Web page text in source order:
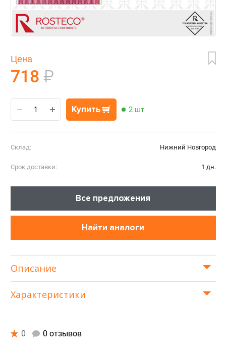
Цена
718 ₽
Купить 2 шт
Склад: Нижний Новгород
Срок доставки: 1 дн.
Все предложения
Найти аналоги
Описание
Характеристики
0 0 отзывов